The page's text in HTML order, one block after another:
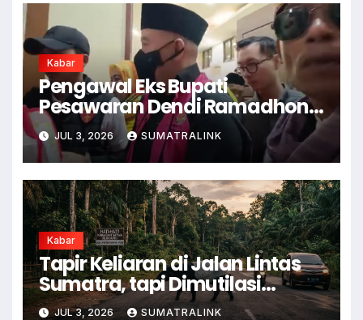
Kabar
Pengawal Eks Bupati
Pesawaran Dendi Ramadhona
Pukul Kamera Wartawan
JUL 3, 2026 SUMATRALINK
Kabar
Tapir Keliaran di Jalan Lintas
Sumatra, tapi Dimutilasi
Warga
JUL 3, 2026 SUMATRALINK